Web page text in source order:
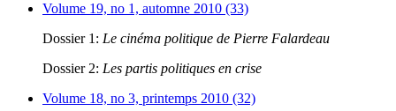
Volume 19, no 1, automne 2010 (33)
Dossier 1: Le cinéma politique de Pierre Falardeau
Dossier 2: Les partis politiques en crise
Volume 18, no 3, printemps 2010 (32)